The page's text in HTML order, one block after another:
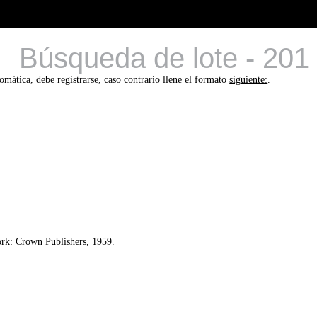
Búsqueda de lote - 201
debe registrarse, caso contrario llene el formatosiguiente:.
Crown Publishers, 1959.